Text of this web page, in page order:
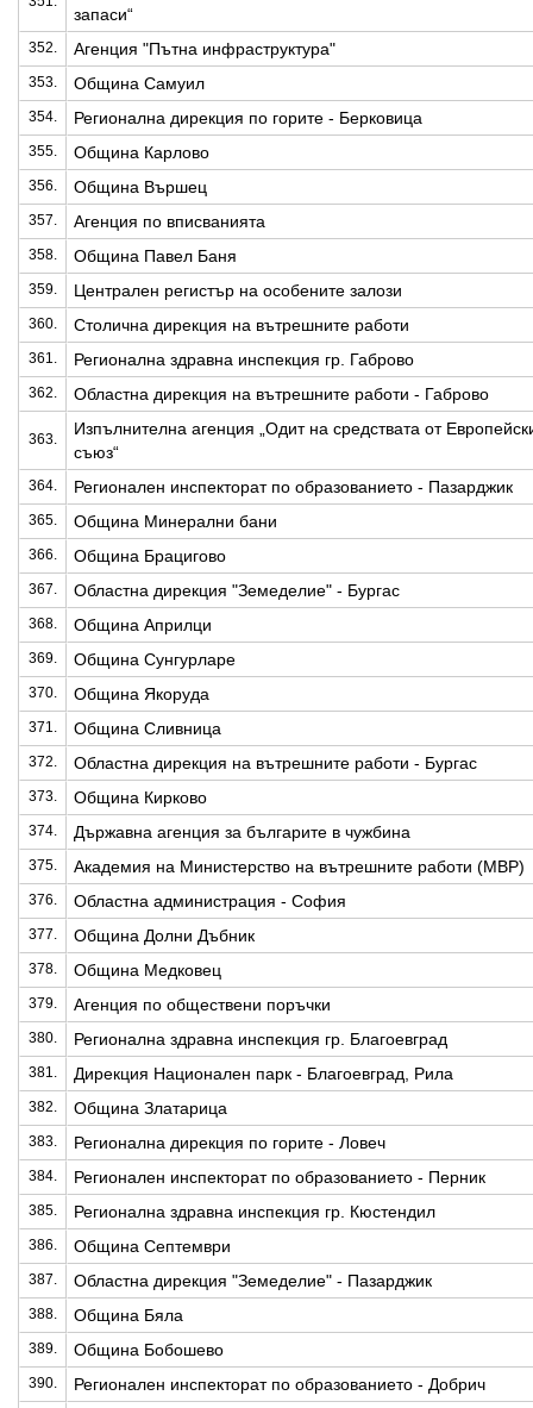
запаси“
352. Агенция "Пътна инфраструктура"
353. Община Самуил
354. Регионална дирекция по горите - Берковица
355. Община Карлово
356. Община Вършец
357. Агенция по вписванията
358. Община Павел Баня
359. Централен регистър на особените залози
360. Столична дирекция на вътрешните работи
361. Регионална здравна инспекция гр. Габрово
362. Областна дирекция на вътрешните работи - Габрово
363.
Изпълнителна агенция „Одит на средствата от
съюз“
364. Регионален инспекторат по образованието - Пазарджик
365. Община Минерални бани
366. Община Брацигово
367. Областна дирекция "Земеделие" - Бургас
368. Община Априлци
369. Община Сунгурларе
370. Община Якоруда
371. Община Сливница
372. Областна дирекция на вътрешните работи - Бургас
373. Община Кирково
374. Държавна агенция за българите в чужбина
375. Академия на Министерство на вътрешните работи (МВР)
376. Областна администрация - София
377. Община Долни Дъбник
378. Община Медковец
379. Агенция по обществени поръчки
380. Регионална здравна инспекция гр. Благоевград
381. Дирекция Национален парк - Благоевград, Рила
382. Община Златарица
383. Регионална дирекция по горите - Ловеч
384. Регионален инспекторат по образованието - Перник
385. Регионална здравна инспекция гр. Кюстендил
386. Община Септември
387. Областна дирекция "Земеделие" - Пазарджик
388. Община Бяла
389. Община Бобошево
390. Регионален инспекторат по образованието - Добрич